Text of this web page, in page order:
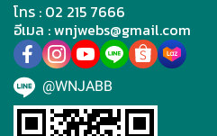
โทร : 02 215 7666
อีเมล : wnjwebs@gmail.com
@WNJABB